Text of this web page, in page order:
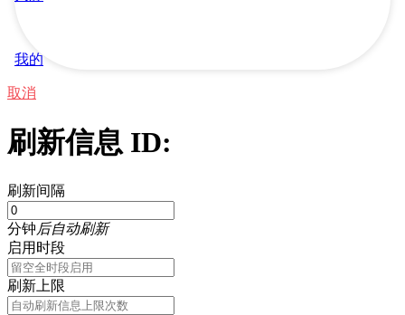
我的
取消
刷新信息 ID:
刷新间隔
分钟后自动刷新
启用时段
刷新上限